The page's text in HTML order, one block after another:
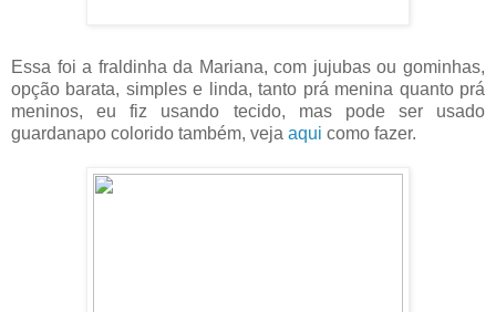
Essa foi a fraldinha da Mariana, com jujubas ou gominhas,
opção barata, simples e linda, tanto prá menina quanto prá
meninos, eu fiz usando tecido, mas pode ser usado
guardanapo colorido também, veja aqui como fazer.